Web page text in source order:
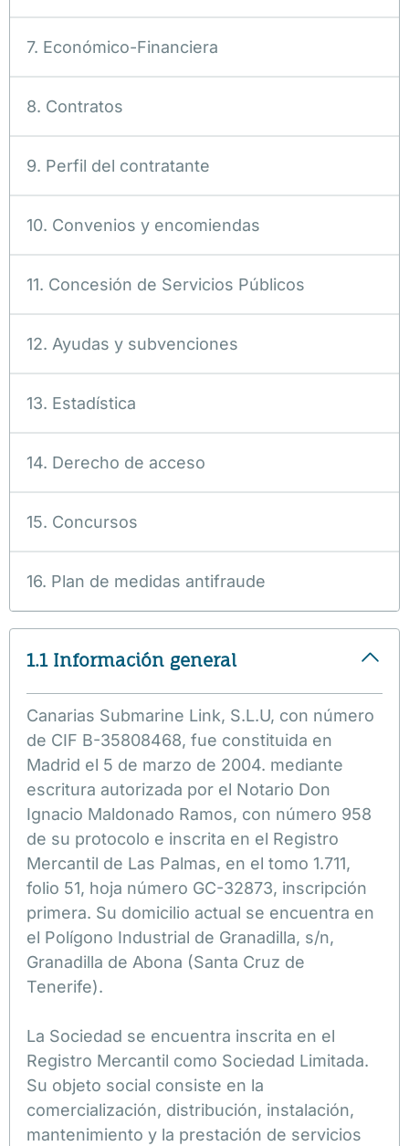
7. Económico-Financiera
8. Contratos
9. Perfil del contratante
10. Convenios y encomiendas
11. Concesión de Servicios Públicos
12. Ayudas y subvenciones
13. Estadística
14. Derecho de acceso
15. Concursos
16. Plan de medidas antifraude
1.1 Información general
Canarias Submarine Link, S.L.U, con número
de CIF B-35808468, fue constituida en
Madrid el 5 de marzo de 2004. mediante
escritura autorizada por el Notario Don
Ignacio Maldonado Ramos, con número 958
de su protocolo e inscrita en el Registro
Mercantil de Las Palmas, en el tomo 1.711,
folio 51, hoja número GC-32873, inscripción
primera. Su domicilio actual se encuentra en
el Polígono Industrial de Granadilla, s/n,
Granadilla de Abona (Santa Cruz de
Tenerife).
La Sociedad se encuentra inscrita en el
Registro Mercantil como Sociedad Limitada.
Su objeto social consiste en la
comercialización, distribución, instalación,
mantenimiento y la prestación de servicios